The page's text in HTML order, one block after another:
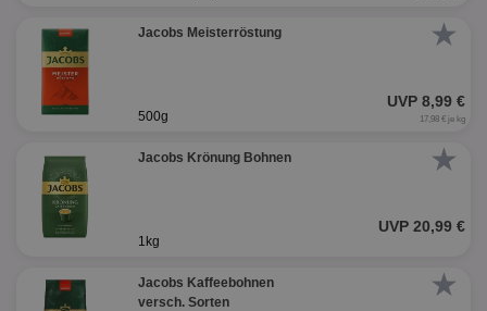
★
Jacobs Meisterröstung
UVP 8,99 €
500g 17,98 € je kg
★
Jacobs Krönung Bohnen
UVP 20,99 €
1kg
★
Jacobs Kaffeebohnen
versch. Sorten